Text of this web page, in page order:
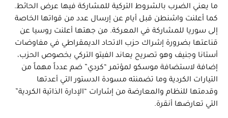
ما يعني الضرب بالشروط التركية للمشاركة فيها عرض الحائط.
كما أعلنت واشنطن قبل أيام عن إرسال عدد من قواتها الخاصة
إلى سوريا للمشاركة في المعركة. من جهتها أعلنت روسيا عن
قناعتها بضرورة إشراك حزب الاتحاد الديمقراطي في مفاوضات
أستانا وجنيف وهو تصريح يعاند الفيتو التركي بخصوص الحزب،
إضافة لاستضافة موسكو لمؤتمر “كردي” ضم عدداً مهماً من
التيارات الكردية وما تضمنته مسودة الدستور التي أعدتها
وقدمتها للنظام والمعارضة من إشارات “الإدارة الذاتية الكردية”
التي تعارضها أنقرة.